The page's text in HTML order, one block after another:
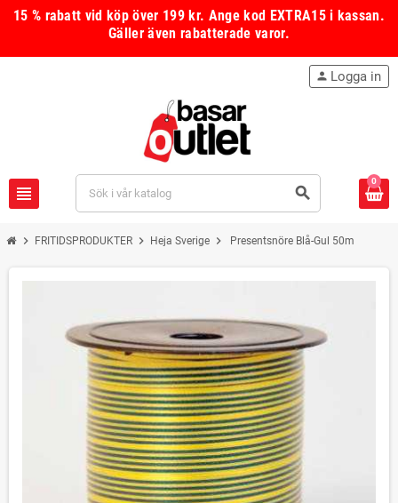
15 % rabatt vid köp över 199 kr. Ange kod EXTRA15i kassan.
Gäller även rabatterade varor.
view_headline search
person Logga in
0
chevron_right FRITIDSPRODUKTER chevron_right Heja Sverige chevron_right Presentsnöre Blå-Gul 50m